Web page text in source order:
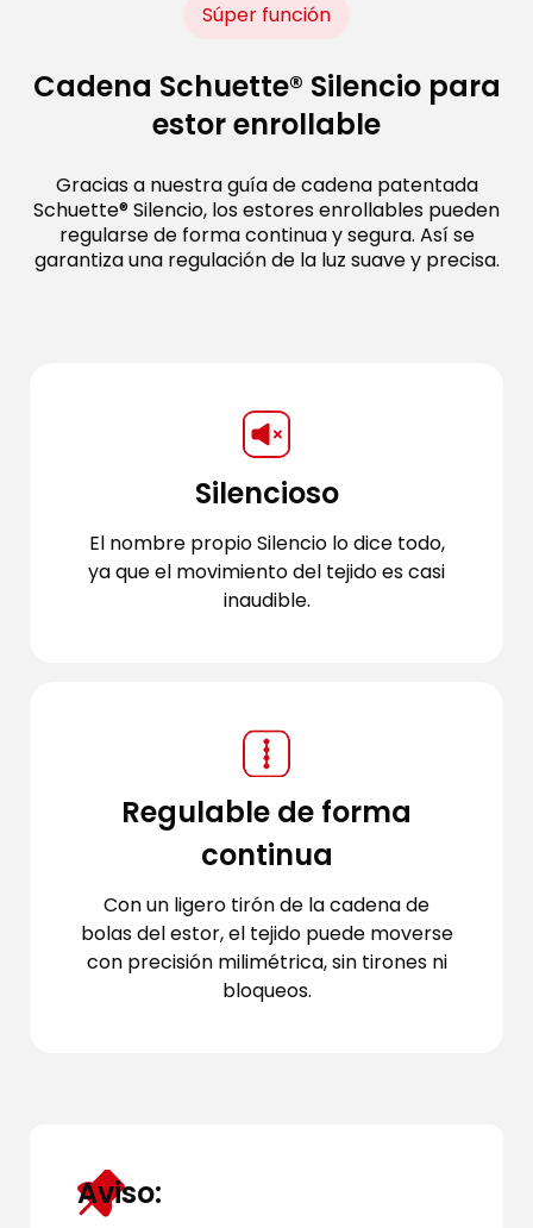
Súper función
Cadena Schuette® Silencio para
estor enrollable
Gracias a nuestra guía de cadena patentada
Schuette® Silencio, los estores enrollables pueden
regularse de forma continua y segura. Así se
garantiza una regulación de la luz suave y precisa.
Silencioso
El nombre propio Silencio lo dice todo,
ya que el movimiento del tejido es casi
inaudible.
Regulable de forma
continua
Con un ligero tirón de la cadena de
bolas del estor, el tejido puede moverse
con precisión milimétrica, sin tirones ni
bloqueos.
Aviso: